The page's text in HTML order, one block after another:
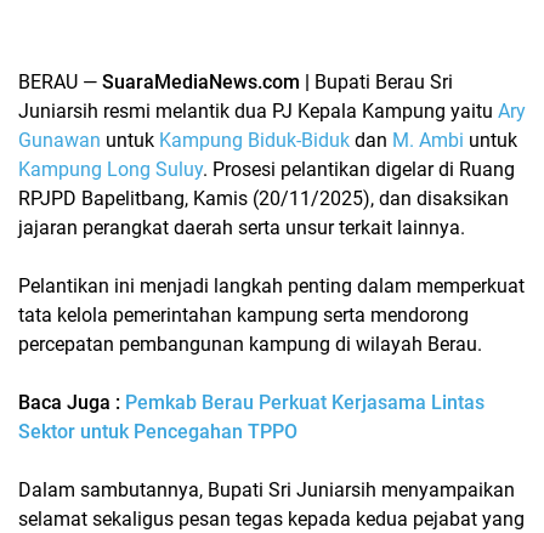
BERAU — SuaraMediaNews.com | Bupati Berau Sri
Juniarsih resmi melantik dua PJ Kepala Kampung yaitu Ary
Gunawan untuk Kampung Biduk-Biduk dan M. Ambi untuk
Kampung Long Suluy. Prosesi pelantikan digelar di Ruang
RPJPD Bapelitbang, Kamis (20/11/2025), dan disaksikan
jajaran perangkat daerah serta unsur terkait lainnya.
Pelantikan ini menjadi langkah penting dalam memperkuat
tata kelola pemerintahan kampung serta mendorong
percepatan pembangunan kampung di wilayah Berau.
Baca Juga : Pemkab Berau Perkuat Kerjasama Lintas
Sektor untuk Pencegahan TPPO
Dalam sambutannya, Bupati Sri Juniarsih menyampaikan
selamat sekaligus pesan tegas kepada kedua pejabat yang